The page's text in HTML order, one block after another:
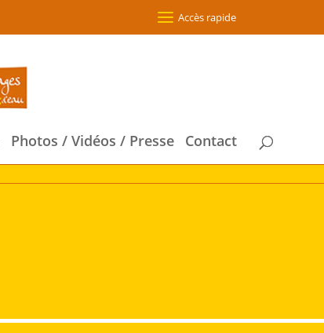
Accès rapide
Photos / Vidéos / Presse Contact